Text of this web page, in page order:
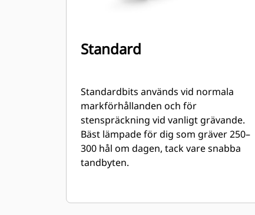
Standard
Standardbits används vid normala
markförhållanden och för
stenspräckning vid vanligt grävande.
Bäst lämpade för dig som gräver 250–
300 hål om dagen, tack vare snabba
tandbyten.